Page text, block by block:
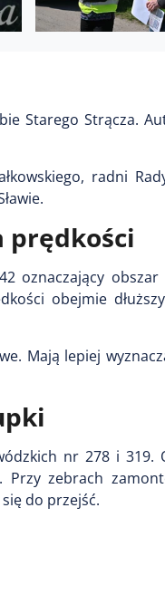
Starego Strącza.
radni
prędkości
oznaczający obszar
obejmie
Mają lepiej
nr 278 i 319.
Przy zebrach
do przejść.